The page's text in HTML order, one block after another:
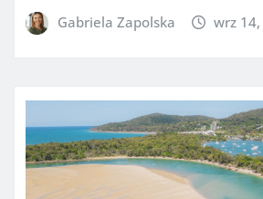
Gabriela Zapolska wrz